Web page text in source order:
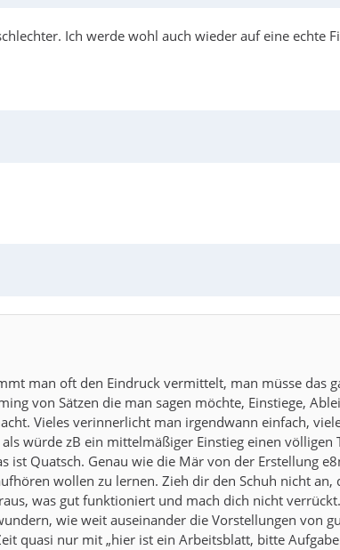
Ich werde wohl auch wieder auf eine echte
man oft den Eindruck vermittelt, man müsse das
von Sätzen die man sagen möchte, Einstiege,
Vieles verinnerlicht man irgendwann einfach,
würde zB ein mittelmäßiger Einstieg einen
Quatsch. Genau wie die Mär von der Erstellung
wollen zu lernen. Zieh dir den Schuh nicht an,
was gut funktioniert und mach dich nicht
wie weit auseinander die Vorstellungen von
quasi nur mit „hier ist ein Arbeitsblatt, bitte